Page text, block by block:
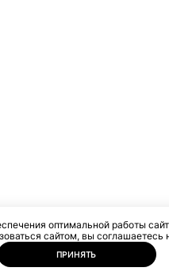
оптимальной работы
сайтом, вы соглашаетесь
ПРИНЯТЬ